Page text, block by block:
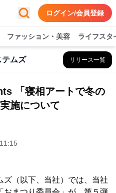
ログイン/会員登録
ファッション・美容 ライフスタ
テムズ リリース一覧
「寝相アートで冬の
施について
（以下、当社）では、当社